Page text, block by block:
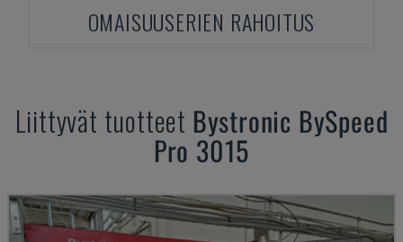
OMAISUUSERIEN RAHOITUS
Liittyvät tuotteet Bystronic BySpeed
Pro 3015